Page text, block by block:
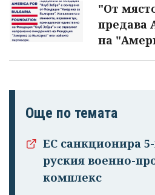
"От
предава
на
Още по темата
ЕС санкционира
руския военно-
комплекс